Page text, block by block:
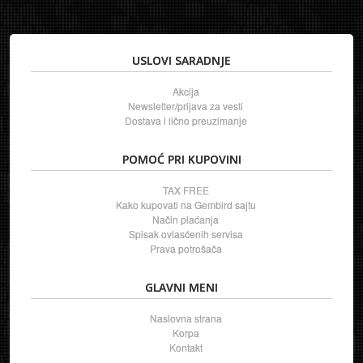
USLOVI SARADNJE
Akcija
Newsletter/prijava za vesti
Dostava i lično preuzimanje
POMOĆ PRI KUPOVINI
TAX FREE
Kako kupovati na Gembird sajtu
Način plaćanja
Spisak ovlasćenih servisa
Prava potrošača
GLAVNI MENI
Naslovna strana
Korpa
Kontakt